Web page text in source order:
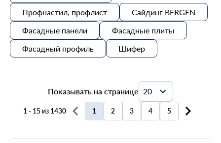
Профнастил, профлист
Сайдинг BERGEN
Фасадные панели
Фасадные плиты
Фасадный профиль
Шифер
Показывать на странице 20
20
1 - 15 из 1430 1 2 3 4 5